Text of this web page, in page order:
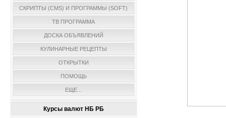
СКРИПТЫ (CMS) И ПРОГРАММЫ (SOFT)
ТВ ПРОГРАММА
ДОСКА ОБЪЯВЛЕНИЙ
КУЛИНАРНЫЕ РЕЦЕПТЫ
ОТКРЫТКИ
ПОМОЩЬ
ЕЩЕ...
Курсы валют НБ РБ